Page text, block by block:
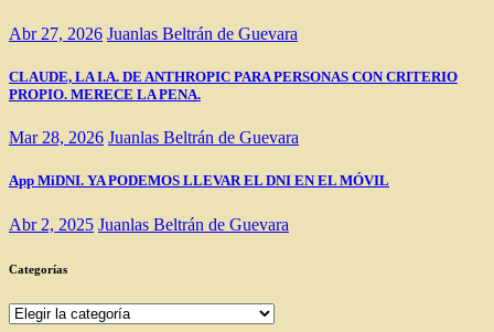
Abr 27, 2026 Juanlas Beltrán de Guevara
CLAUDE, LA I.A. DE ANTHROPIC PARA PERSONAS CON CRITERIO
PROPIO. MERECE LA PENA.
Mar 28, 2026 Juanlas Beltrán de Guevara
App MiDNI. YA PODEMOS LLEVAR EL DNI EN EL MÓVIL
Abr 2, 2025 Juanlas Beltrán de Guevara
Categorías
Categorías